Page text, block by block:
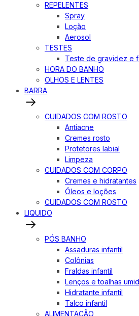
REPELENTES
Spray
Loção
Aerosol
TESTES
Teste de gravidez e
HORA DO BANHO
OLHOS E LENTES
BARRA
CUIDADOS COM ROSTO
Antiacne
Cremes rosto
Protetores labial
Limpeza
CUIDADOS COM CORPO
Cremes e hidratantes
Óleos e loções
CUIDADOS COM ROSTO
LIQUIDO
PÓS BANHO
Assaduras infantil
Colônias
Fraldas infantil
Lenços e toalhas
Hidratante infantil
Talco infantil
ALIMENTAÇÃO